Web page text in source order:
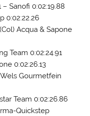
Sanofi 0:02:19.88
0:02:22.26
Acqua & Sapone
Team 0:02:24.91
0:02:26.13
Gourmetfein
Team 0:02:26.86
Quickstep